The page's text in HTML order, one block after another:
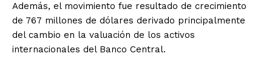
Además, el movimiento fue resultado de crecimiento
de 767 millones de dólares derivado principalmente
del cambio en la valuación de los activos
internacionales del Banco Central.